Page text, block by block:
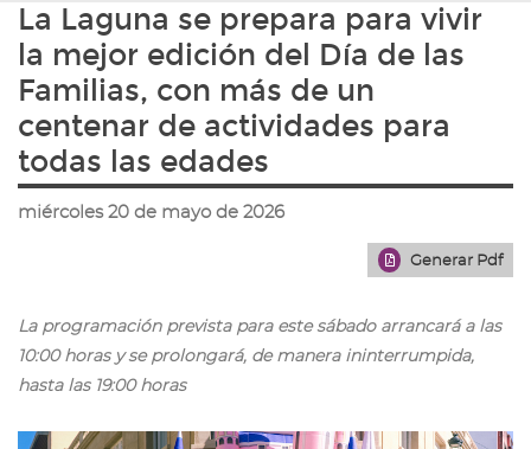
Home
para
a
la
de
inicio
La Laguna se prepara para vivir
la mejor edición del Día de las
Familias, con más de un
centenar de actividades para
todas las edades
miércoles 20 de mayo de 2026
Generar Pdf
La programación prevista para este sábado arrancará a las
10:00 horas y se prolongará, de manera ininterrumpida,
hasta las 19:00 horas